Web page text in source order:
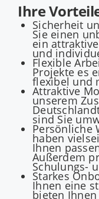
Ihre
Sicherheit
Sie einen
ein
und
Flexible
Projekte es
flexibel und
Attraktive
unserem
sind Sie
Persönliche
haben
Ihnen
Außerdem
Schulungs-
Starkes
Ihnen eine
bieten